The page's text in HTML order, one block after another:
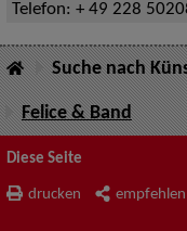
Telefon: + 49 228
Suche nach
Felice & Band
Diese Seite
drucken empfehlen